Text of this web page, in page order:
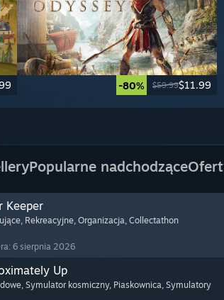
-80% $59.99$11.99
Popularne nadchodzące
Keeper
, Rekreacyjne, Organizacja, Collectathon
6 sierpnia 2026
Up
, Symulator kosmiczny, Piaskownica, Symulatory